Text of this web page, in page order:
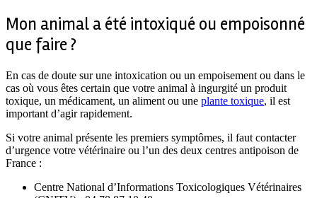
Mon animal a été intoxiqué ou empoisonné
que faire ?
En cas de doute sur une intoxication ou un empoisement ou dans le
cas où vous êtes certain que votre animal à ingurgité un produit
toxique, un médicament, un aliment ou une plante toxique, il est
important d’agir rapidement.
Si votre animal présente les premiers symptômes, il faut contacter
d’urgence votre vétérinaire ou l’un des deux centres antipoison de
France :
Centre National d’Informations Toxicologiques Vétérinaires